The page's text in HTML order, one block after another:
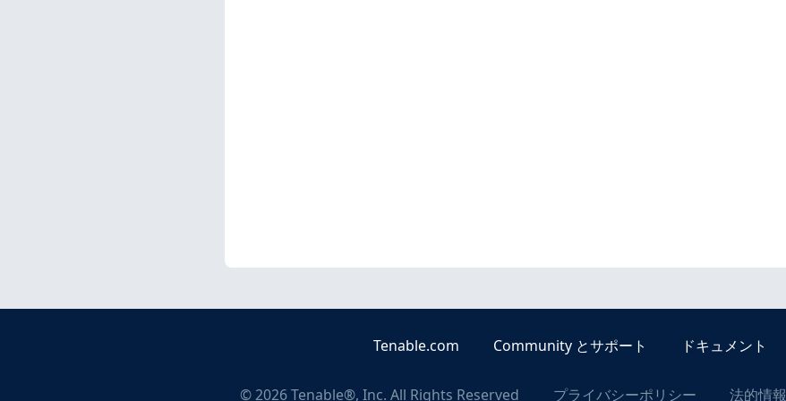
Tenable.com Community とサポート ドキュメント
©2026Tenable®, Inc. All Rights Reserved プライバシーポリシー 法的情報